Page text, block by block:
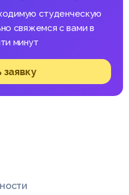
студенческую
свяжемся с вами в
минут